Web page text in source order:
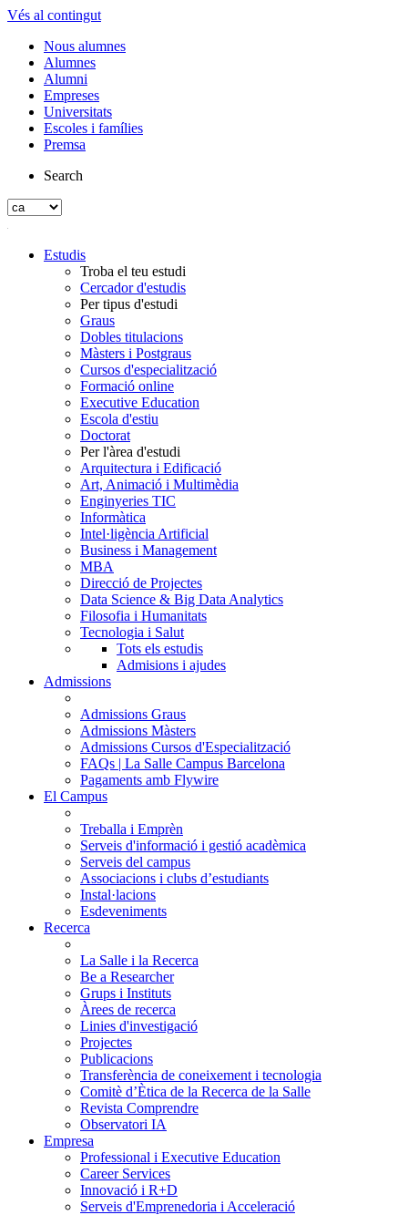
Vés al contingut
Nous alumnes
Alumnes
Alumni
Empreses
Universitats
Escoles i famílies
Premsa
Search
Estudis
Troba el teu estudi
Cercador d'estudis
Per tipus d'estudi
Graus
Dobles titulacions
Màsters i Postgraus
Cursos d'especialització
Formació online
Executive Education
Escola d'estiu
Doctorat
Per l'àrea d'estudi
Arquitectura i Edificació
Art, Animació i Multimèdia
Enginyeries TIC
Informàtica
Intel·ligència Artificial
Business i Management
MBA
Direcció de Projectes
Data Science & Big Data Analytics
Filosofia i Humanitats
Tecnologia i Salut
Tots els estudis
Admisions i ajudes
Admissions
Admissions Graus
Admissions Màsters
Admissions Cursos d'Especialització
FAQs | La Salle Campus Barcelona
Pagaments amb Flywire
El Campus
Treballa i Emprèn
Serveis d'informació i gestió acadèmica
Serveis del campus
Associacions i clubs d’estudiants
Instal·lacions
Esdeveniments
Recerca
La Salle i la Recerca
Be a Researcher
Grups i Instituts
Àrees de recerca
Linies d'investigació
Projectes
Publicacions
Transferència de coneixement i tecnologia
Comitè d’Ètica de la Recerca de la Salle
Revista Comprendre
Observatori IA
Empresa
Professional i Executive Education
Career Services
Innovació i R+D
Serveis d'Emprenedoria i Acceleració